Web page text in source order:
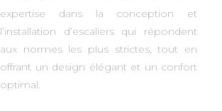
expertise dans la conception et
l’installation d’escaliers qui répondent
aux normes les plus strictes, tout en
offrant un design élégant et un confort
optimal.